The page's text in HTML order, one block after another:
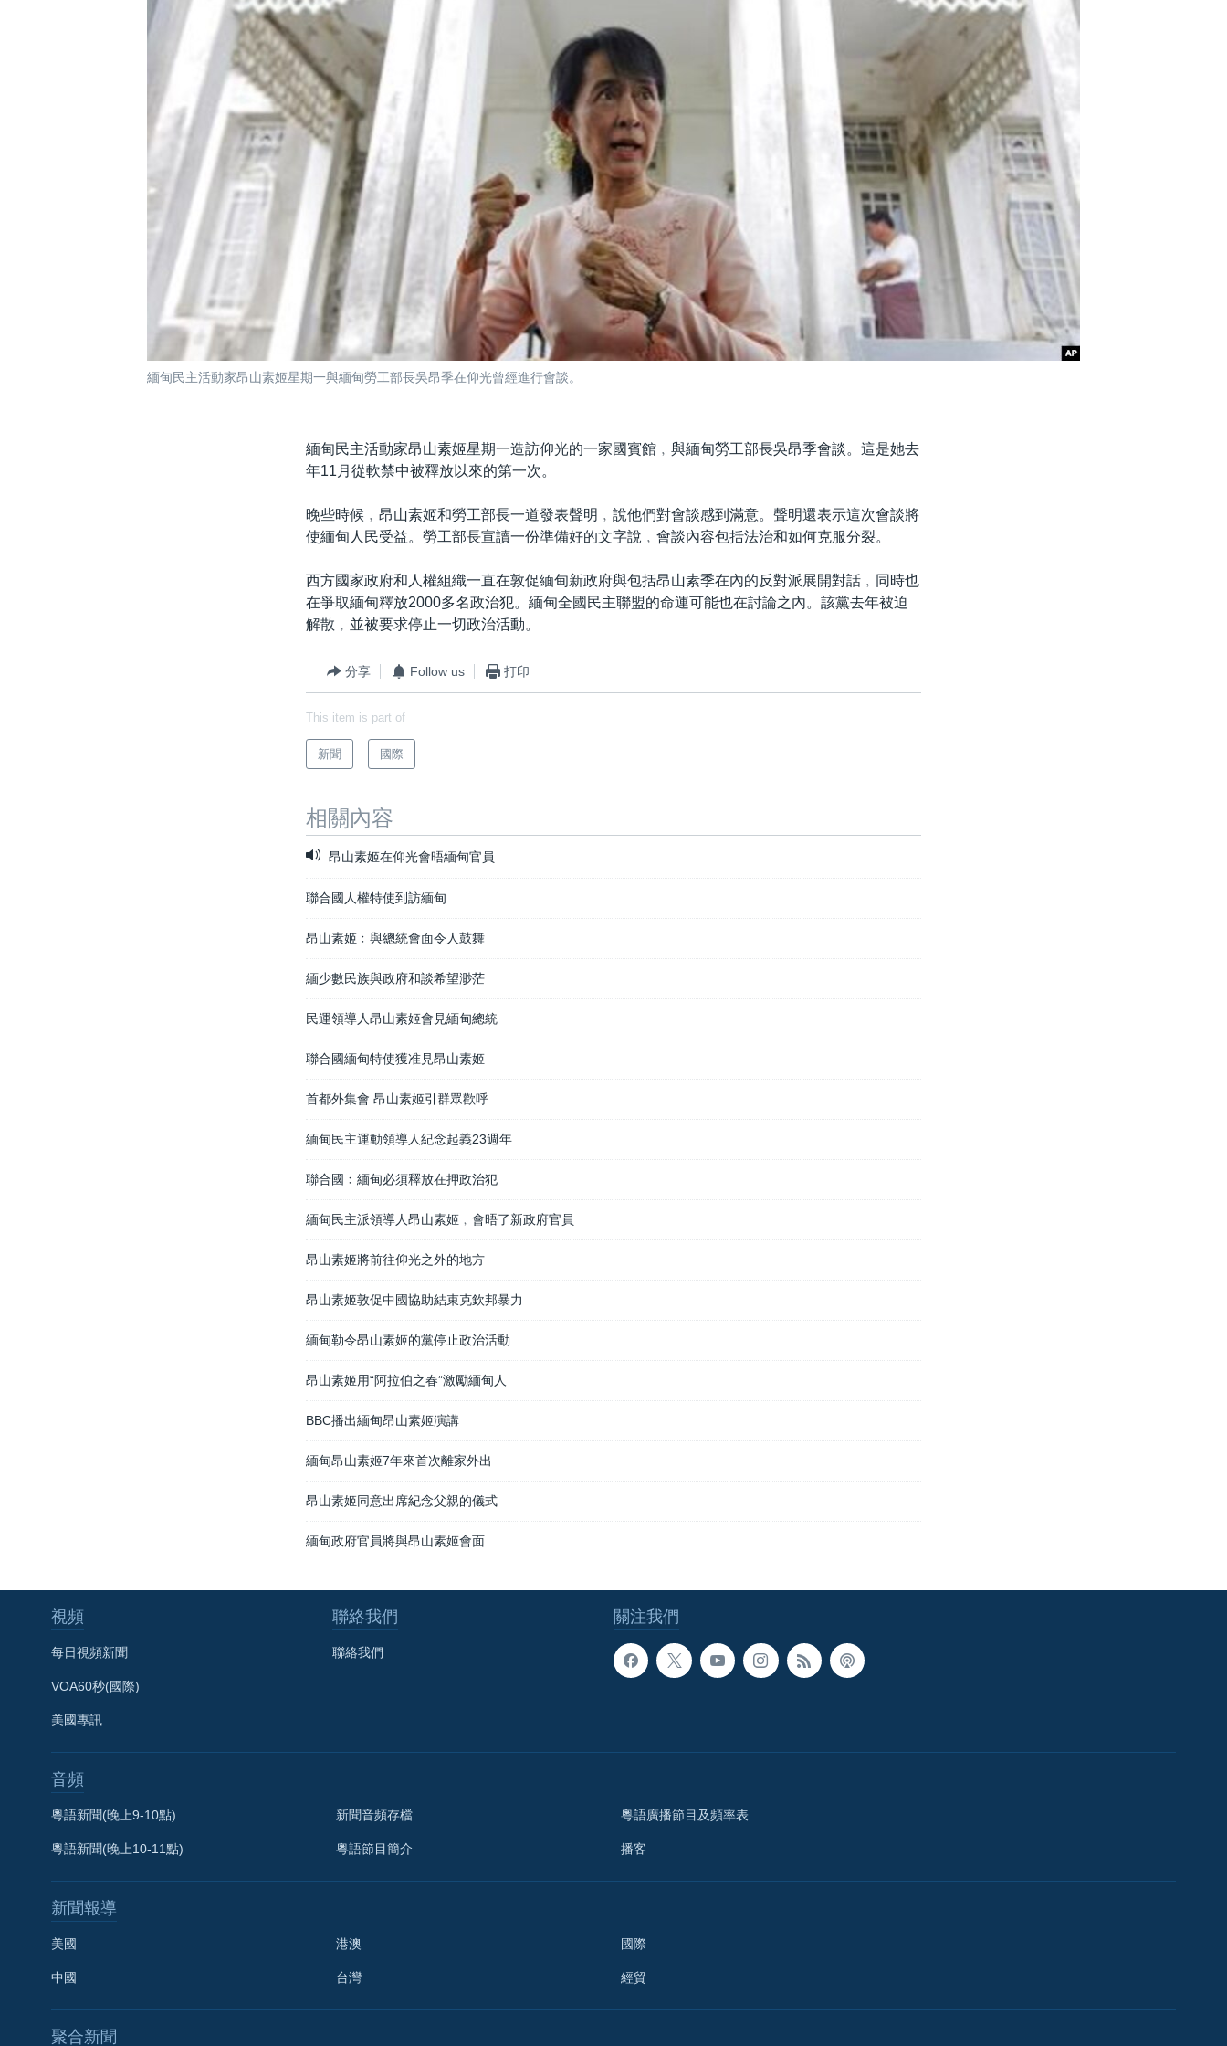
緬甸民主活動家昂山素姬星期一與緬甸勞工部長吳昂季在仰光曾經進行會談。
緬甸民主活動家昂山素姬星期一造訪仰光的一家國賓館﹐與緬甸勞工部長吳昂季會談。這是她去
年11月從軟禁中被釋放以來的第一次。
晚些時候﹐昂山素姬和勞工部長一道發表聲明﹐說他們對會談感到滿意。聲明還表示這次會談將
使緬甸人民受益。勞工部長宣讀一份準備好的文字說﹐會談內容包括法治和如何克服分裂。
西方國家政府和人權組織一直在敦促緬甸新政府與包括昂山素季在內的反對派展開對話﹐同時也
在爭取緬甸釋放2000多名政治犯。緬甸全國民主聯盟的命運可能也在討論之內。該黨去年被迫
解散﹐並被要求停止一切政治活動。
分享 Follow us 打印
This item is part of
新聞 國際
相關內容
昂山素姬在仰光會晤緬甸官員
聯合國人權特使到訪緬甸
昂山素姬﹕與總統會面令人鼓舞
緬少數民族與政府和談希望渺茫
民運領導人昂山素姬會見緬甸總統
聯合國緬甸特使獲准見昂山素姬
首都外集會 昂山素姬引群眾歡呼
緬甸民主運動領導人紀念起義23週年
聯合國﹕緬甸必須釋放在押政治犯
緬甸民主派領導人昂山素姬﹐會晤了新政府官員
昂山素姬將前往仰光之外的地方
昂山素姬敦促中國協助結束克欽邦暴力
緬甸勒令昂山素姬的黨停止政治活動
昂山素姬用“阿拉伯之春”激勵緬甸人
BBC播出緬甸昂山素姬演講
緬甸昂山素姬7年來首次離家外出
昂山素姬同意出席紀念父親的儀式
緬甸政府官員將與昂山素姬會面
關注我們
視頻
每日視頻新聞
VOA60秒(國際)
美國專訊
聯絡我們
聯絡我們
音頻
粵語新聞(晚上9-10點)
粵語新聞(晚上10-11點)
新聞音頻存檔
粵語節目簡介
粵語廣播節目及頻率表
播客
新聞報導
美國
中國
港澳
台灣
國際
經貿
聚合新聞